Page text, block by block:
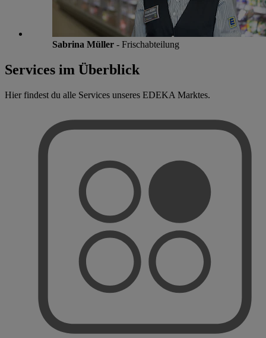
Sabrina Müller - Frischabteilung
Services im Überblick
Hier findest du alle Services unseres EDEKA Marktes.